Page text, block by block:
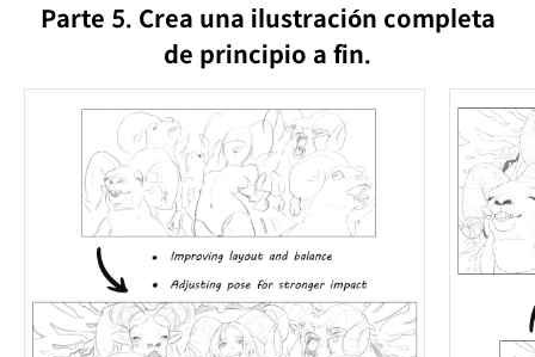
Parte 5. Crea una ilustración completa
de principio a fin.